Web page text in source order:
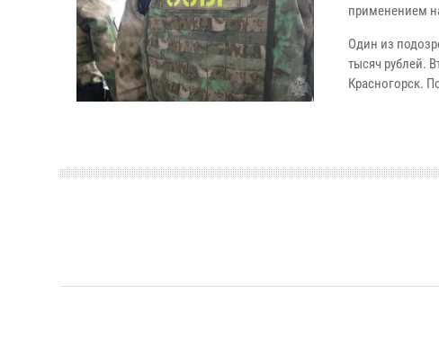
применением
Один из
тысяч рублей.
Красногорск.